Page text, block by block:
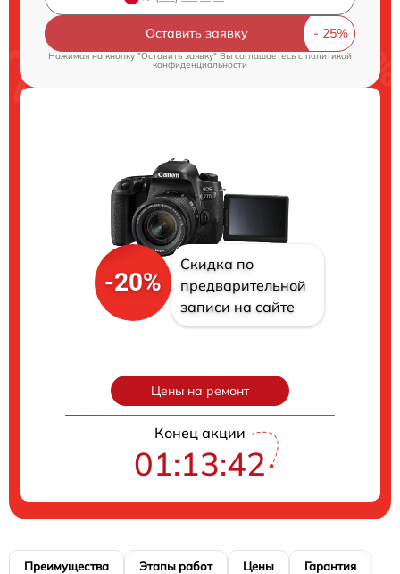
Оставить заявку
Нажимая на кнопку "Оставить заявку" Вы соглашаетесь cполитикой
конфиденциальности
-20%
Скидка по
предварительной
записи на сайте
Цены на ремонт
Конец акции
01:13:39
Преимущества Этапы работ Цены Гарантия